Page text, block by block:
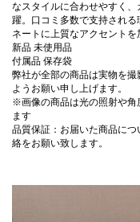
なスタイルに合わせやすく
躍。口コミ多数で支持され
ネートに上質なアクセントを
新品 未使用品
付属品 保存袋
弊社が全部の商品は実物を
ようお願い申し上げます。
※画像の商品は光の照射や角
ます
品質保証：お届いた商品に
絡をお願い致します。